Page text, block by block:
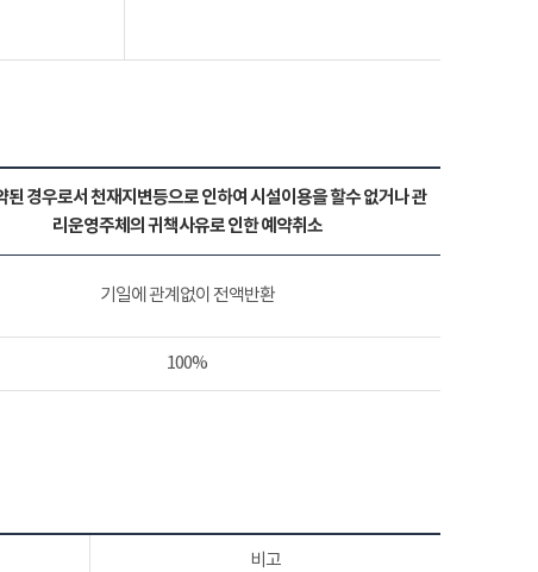
된 경우로서 천재지변등으로 인하여 시설이용을 할수 없거나 관
리운영주체의 귀책사유로 인한 예약취소
기일에 관계없이 전액반환
100%
비고